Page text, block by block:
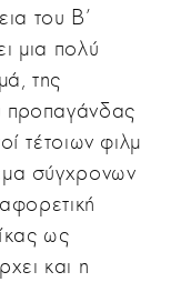
του Β'
μια πολύ
της
προπαγάνδας
τέτοιων φιλμ
σύγχρονων
ως
και η